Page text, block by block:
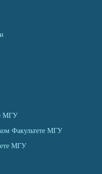
МГУ
Факультете МГУ
МГУ